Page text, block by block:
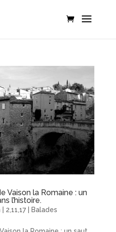
Vaison la Romaine : un
l’histoire.
2,11,17 Balades